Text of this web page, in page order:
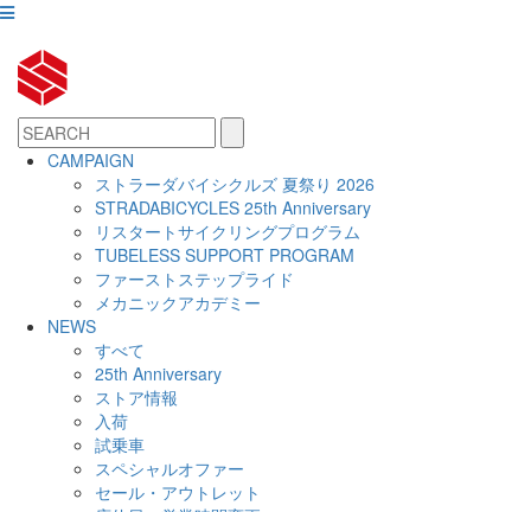
CAMPAIGN
ストラーダバイシクルズ 夏祭り 2026
STRADABICYCLES 25th Anniversary
リスタートサイクリングプログラム
TUBELESS SUPPORT PROGRAM
ファーストステップライド
メカニックアカデミー
NEWS
すべて
25th Anniversary
ストア情報
入荷
試乗車
スペシャルオファー
セール・アウトレット